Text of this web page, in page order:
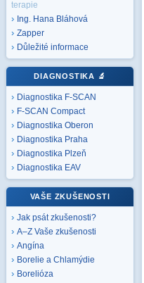
terapie
Ing. Hana Bláhová
Zapper
Důležité informace
DIAGNOSTIKA 🔬
Diagnostika F-SCAN
F-SCAN Compact
Diagnostika Oberon
Diagnostika Praha
Diagnostika Plzeň
Diagnostika EAV
VAŠE ZKUŠENOSTI
Jak psát zkušenosti?
A–Z Vaše zkušenosti
Angína
Borelie a Chlamýdie
Borelióza